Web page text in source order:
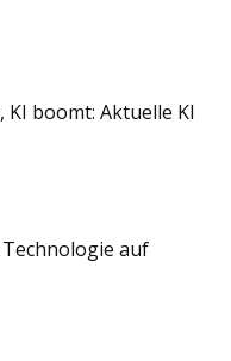
KI boomt: Aktuelle KI
auf